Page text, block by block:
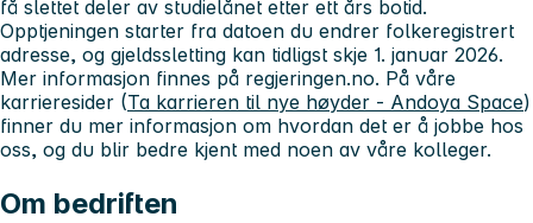
få slettet deler av studielånet etter ett års botid.
Opptjeningen starter fra datoen du endrer folkeregistrert
adresse, og gjeldssletting kan tidligst skje 1. januar 2026.
Mer informasjon finnes på regjeringen.no. På våre
karrieresider (Ta karrieren til nye høyder - Andoya Space)
finner du mer informasjon om hvordan det er å jobbe hos
oss, og du blir bedre kjent med noen av våre kolleger.
Om bedriften